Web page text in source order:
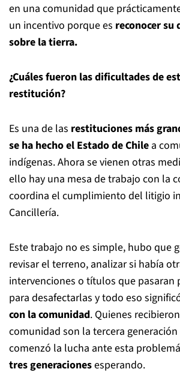
en una comunidad que
un incentivo porque es reconocer su
sobre la tierra.
¿Cuáles fueron las dificultades de
restitución?
Es una de las restituciones más
se ha hecho el Estado de Chile a
indígenas. Ahora se vienen otras
ello hay una mesa de trabajo con la
coordina el cumplimiento del litigio
Cancillería.
Este trabajo no es simple, hubo que
revisar el terreno, analizar si había
intervenciones o títulos que pasaran
para desafectarlas y todo eso
con la comunidad. Quienes
comunidad son la tercera
comenzó la lucha ante esta
tres generacionesesperando.